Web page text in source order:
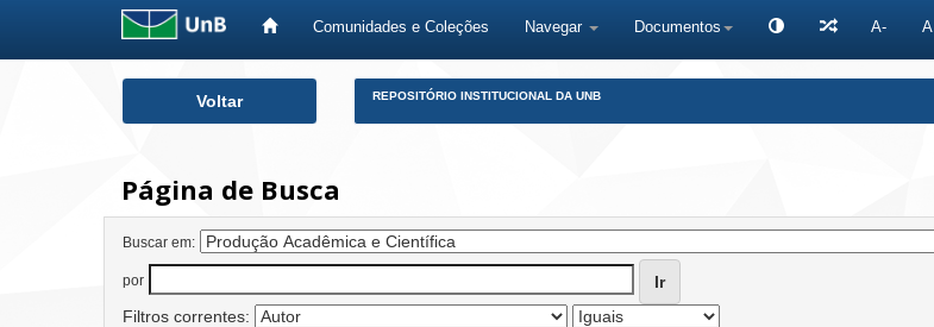
Comunidades e Coleções Navegar Documentos A- A
Voltar REPOSITÓRIO INSTITUCIONAL DA UNB
Página de Busca
Buscar em:
por
Filtros correntes: